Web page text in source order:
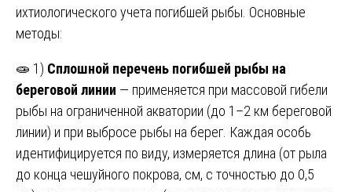
ихтиологического учета погибшей рыбы. Основные
методы:
🧫 1) Сплошной перечень погибшей рыбы на
береговой линии — применяется при массовой гибели
рыбы на ограниченной акватории (до 1–2 км береговой
линии) и при выбросе рыбы на берег. Каждая особь
идентифицируется по виду, измеряется длина (от рыла
до конца чешуйного покрова, см, с точностью до 0,5